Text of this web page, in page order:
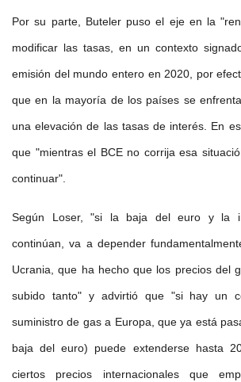
Por su parte, Buteler puso el eje en la
modificar las tasas, en un contexto
emisión del mundo entero en 2020, por
que en la mayoría de los países se
una elevación de las tasas de interés. En
que "mientras el BCE no corrija esa
continuar".
Según Loser, "si la baja del euro y la
continúan, va a depender
Ucrania, que ha hecho que los precios del
subido tanto" y advirtió que "si hay un
suministro de gas a Europa, que ya está
baja del euro) puede extenderse hasta
ciertos precios internacionales que